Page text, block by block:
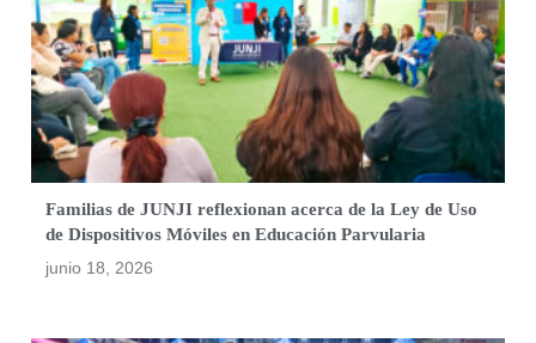
Familias de JUNJI reflexionan acerca de la Ley de Uso
de Dispositivos Móviles en Educación Parvularia
junio 18, 2026